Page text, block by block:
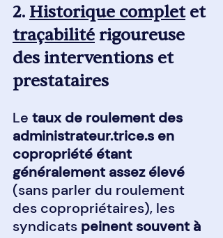
2. Historique complet et
traçabilité rigoureuse
des interventions et
prestataires
Le taux de roulement des
administrateur.trice.s en
copropriété étant
généralement assez élevé
(sans parler du roulement
des copropriétaires), les
syndicats peinent souvent à